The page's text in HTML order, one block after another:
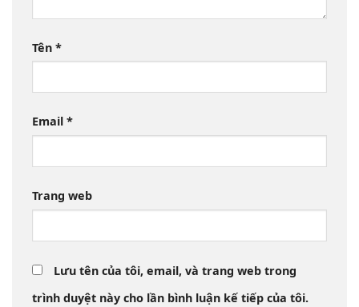
Tên *
Email *
Trang web
Lưu tên của tôi, email, và trang web trong
trình duyệt này cho lần bình luận kế tiếp của tôi.